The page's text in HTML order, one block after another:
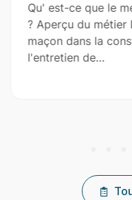
de : Aide-maçon (H/F)
maçon assiste le
la rénovation et